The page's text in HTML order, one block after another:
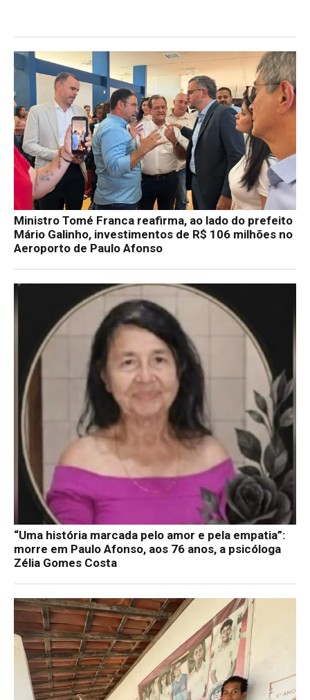
Ministro Tomé Franca reafirma, ao lado do prefeito
Mário Galinho, investimentos de R$ 106 milhões no
Aeroporto de Paulo Afonso
“Uma história marcada pelo amor e pela empatia”:
morre em Paulo Afonso, aos 76 anos, a psicóloga
Zélia Gomes Costa